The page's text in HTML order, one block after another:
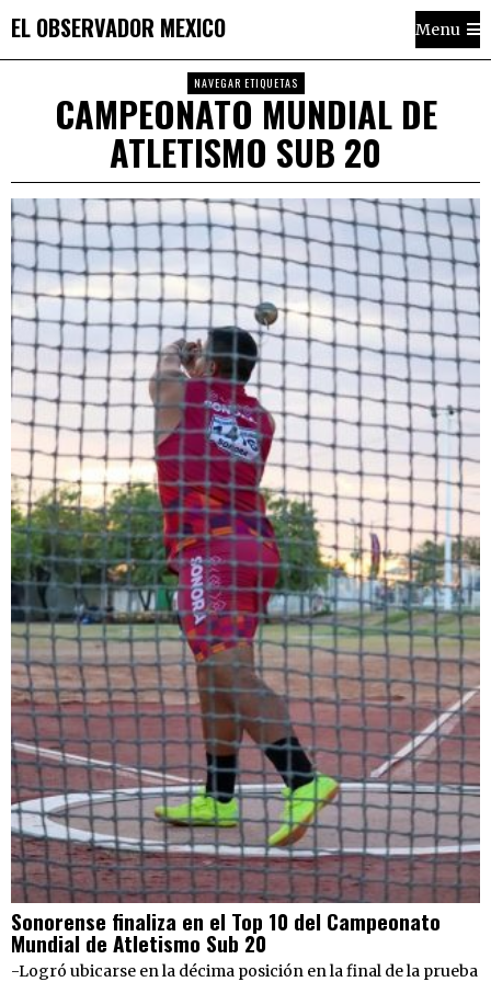
EL OBSERVADOR MEXICO Menu
NAVEGAR ETIQUETAS
CAMPEONATO MUNDIAL DE
ATLETISMO SUB 20
Sonorense finaliza en el Top 10 del Campeonato
Mundial de Atletismo Sub 20
-Logró ubicarse en la décima posición en la final de la prueba